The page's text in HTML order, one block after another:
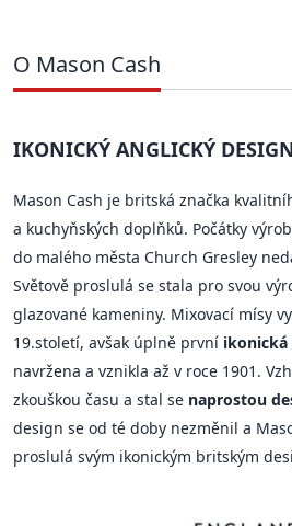
O Mason Cash
IKONICKÝ ANGLICKÝ DESIGN
Mason Cash je britská značka
a kuchyňských doplňků. Počátky
do malého města Church Gresley
Světově proslulá se stala pro svou
glazované kameniny. Mixovací mísy
19.století, avšak úplně první ikonická
navržena a vznikla až v roce 1901.
zkouškou času a stal se naprostou
design se od té doby nezměnil a
proslulá svým ikonickým britským